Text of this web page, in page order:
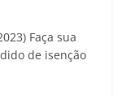
Faça sua
de isenção